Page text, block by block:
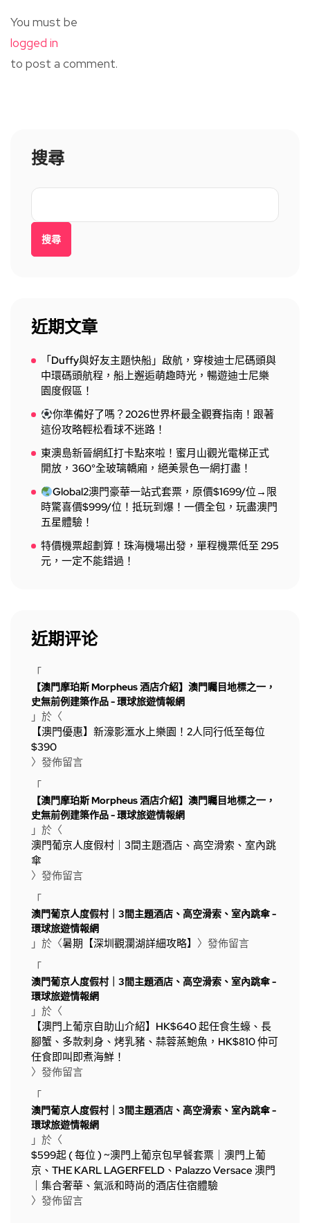
You must be
logged in
to post a comment.
搜尋
搜尋
近期文章
「Duffy與好友主題快船」啟航，穿梭迪士尼碼頭與
中環碼頭航程，船上邂逅萌趣時光，暢遊迪士尼樂
園度假區！
你準備好了嗎？2026世界杯最全觀賽指南！跟著
這份攻略輕松看球不迷路！
東澳島新晉網紅打卡點來啦！蜜月山觀光電梯正式
開放，360°全玻璃轎廂，絕美景色一網打盡！
Global2澳門豪華一站式套票，原價$1699/位→限
時驚喜價$999/位！抵玩到爆！一價全包，玩盡澳門
五星體驗！
特價機票超劃算！珠海機場出發，單程機票低至 295
元，一定不能錯過！
近期评论
「
【澳門摩珀斯 Morpheus 酒店介紹】澳門矚目地標之一，
史無前例建築作品 - 環球旅遊情報網
」於〈
【澳門優惠】新濠影滙水上樂園！2人同行低至每位
$390
〉發佈留言
「
【澳門摩珀斯 Morpheus 酒店介紹】澳門矚目地標之一，
史無前例建築作品 - 環球旅遊情報網
」於〈
澳門葡京人度假村｜3間主題酒店、高空滑索、室內跳
傘
〉發佈留言
「
澳門葡京人度假村｜3間主題酒店、高空滑索、室內跳傘 -
環球旅遊情報網
」於〈暑期【深圳觀瀾湖詳細攻略】 〉發佈留言
「
澳門葡京人度假村｜3間主題酒店、高空滑索、室內跳傘 -
環球旅遊情報網
」於〈
【澳門上葡京自助山介紹】HK$640 起任食生蠔、長
腳蟹、多款刺身、烤乳豬、蒜蓉蒸鮑魚，HK$810 仲可
任食即叫即煮海鮮！
〉發佈留言
「
澳門葡京人度假村｜3間主題酒店、高空滑索、室內跳傘 -
環球旅遊情報網
」於〈
$599起 ( 每位 ) ~澳門上葡京包早餐套票｜澳門上葡
京、THE KARL LAGERFELD、Palazzo Versace 澳門
｜集合奢華、氣派和時尚的酒店住宿體驗
〉發佈留言